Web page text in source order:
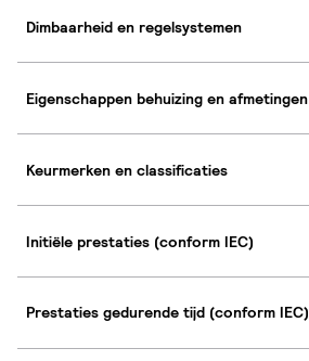
Dimbaarheid en regelsystemen
Eigenschappen behuizing en afmetingen
Keurmerken en classificaties
Initiële prestaties (conform IEC)
Prestaties gedurende tijd (conform IEC)